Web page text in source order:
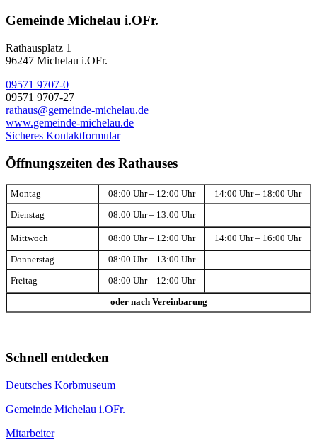
Gemeinde Michelau i.OFr.
Rathausplatz 1
96247 Michelau i.OFr.
09571 9707-0
09571 9707-27
rathaus@gemeinde-michelau.de
www.gemeinde-michelau.de
Sicheres Kontaktformular
Öffnungszeiten des Rathauses
Montag 08:00 Uhr – 12:00 Uhr 14:00 Uhr – 18:00 Uhr
Dienstag 08:00 Uhr – 13:00 Uhr
Mittwoch 08:00 Uhr – 12:00 Uhr 14:00 Uhr – 16:00 Uhr
Donnerstag 08:00 Uhr – 13:00 Uhr
Freitag 08:00 Uhr – 12:00 Uhr
oder nach Vereinbarung
Schnell entdecken
Deutsches Korbmuseum
Gemeinde Michelau i.OFr.
Mitarbeiter